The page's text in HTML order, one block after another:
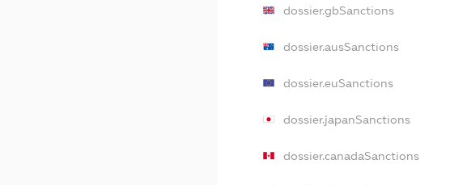
dossier.gbSanctions
dossier.ausSanctions
dossier.euSanctions
dossier.japanSanctions
dossier.canadaSanctions